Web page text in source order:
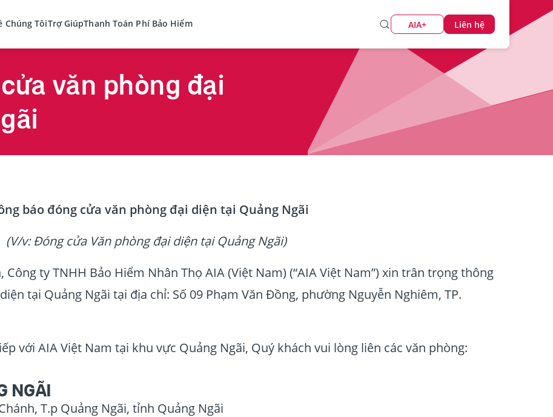
Chúng TôiTrợ GiúpThanh Toán Phí Bảo Hiểm AIA+ Liên hệ
văn phòng đại
báo đóng cửa văn phòng đại diện tại Quảng Ngãi
(V/v: Đóng cửa Văn phòng đại diện tại Quảng Ngãi)
ty TNHH Bảo Hiểm Nhân Thọ AIA (Việt Nam) (“AIA Việt Nam”) xin trân trọng thông
tại Quảng Ngãi tại địa chỉ: Số 09 Phạm Văn Đồng, phường Nguyễn Nghiêm, TP.
với AIA Việt Nam tại khu vực Quảng Ngãi, Quý khách vui lòng liên các văn phòng:
NGÃI
T.p Quảng Ngãi, tỉnh Quảng Ngãi